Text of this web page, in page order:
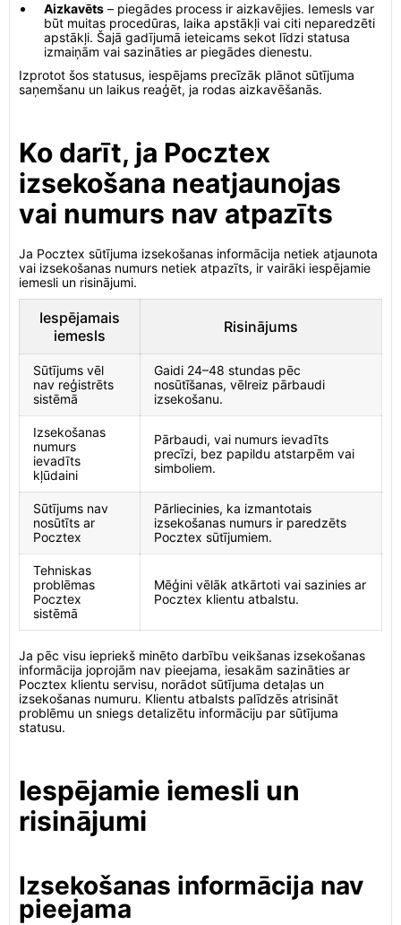
Aizkavēts – piegādes process ir aizkavējies. Iemesls var
būt muitas procedūras, laika apstākļi vai citi neparedzēti
apstākļi. Šajā gadījumā ieteicams sekot līdzi statusa
izmaiņām vai sazināties ar piegādes dienestu.
Izprotot šos statusus, iespējams precīzāk plānot sūtījuma
saņemšanu un laikus reaģēt, ja rodas aizkavēšanās.
Ko darīt, ja Pocztex
izsekošana neatjaunojas
vai numurs nav atpazīts
Ja Pocztex sūtījuma izsekošanas informācija netiek atjaunota
vai izsekošanas numurs netiek atpazīts, ir vairāki iespējamie
iemesli un risinājumi.
Iespējamais
iemesls
Risinājums
Sūtījums vēl
nav reģistrēts
sistēmā
Gaidi 24–48 stundas pēc
nosūtīšanas, vēlreiz pārbaudi
izsekošanu.
Izsekošanas
numurs
ievadīts
kļūdaini
Pārbaudi, vai numurs ievadīts
precīzi, bez papildu atstarpēm vai
simboliem.
Sūtījums nav
nosūtīts ar
Pocztex
Pārliecinies, ka izmantotais
izsekošanas numurs ir paredzēts
Pocztex sūtījumiem.
Tehniskas
problēmas
Pocztex
sistēmā
Mēģini vēlāk atkārtoti vai sazinies ar
Pocztex klientu atbalstu.
Ja pēc visu iepriekš minēto darbību veikšanas izsekošanas
informācija joprojām nav pieejama, iesakām sazināties ar
Pocztex klientu servisu, norādot sūtījuma detaļas un
izsekošanas numuru. Klientu atbalsts palīdzēs atrisināt
problēmu un sniegs detalizētu informāciju par sūtījuma
statusu.
Iespējamie iemesli un
risinājumi
Izsekošanas informācija nav
pieejama